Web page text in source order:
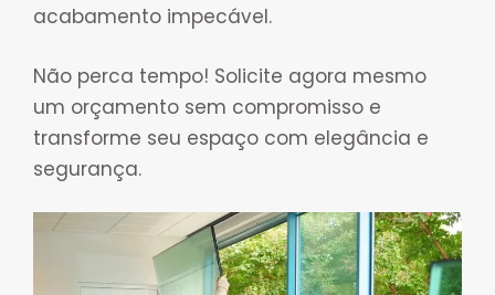
acabamento impecável.
Não perca tempo! Solicite agora mesmo
um orçamento sem compromisso e
transforme seu espaço com elegância e
segurança.